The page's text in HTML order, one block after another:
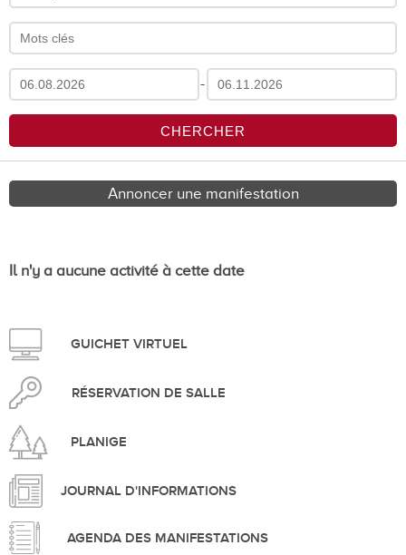
-
Annoncer une manifestation
Il n'y a aucune activité à cette date
GUICHET VIRTUEL
RÉSERVATION DE SALLE
PLANIGE
JOURNAL D'INFORMATIONS
AGENDA DES MANIFESTATIONS